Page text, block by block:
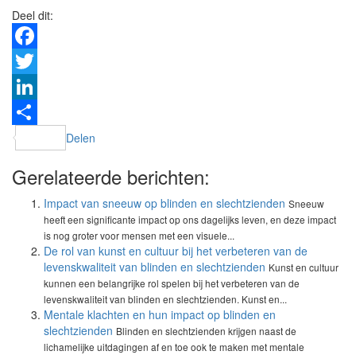
Deel dit:
Facebook
Twitter
LinkedIn
Delen
Gerelateerde berichten:
Impact van sneeuw op blinden en slechtzienden Sneeuw
heeft een significante impact op ons dagelijks leven, en deze impact
is nog groter voor mensen met een visuele...
De rol van kunst en cultuur bij het verbeteren van de
levenskwaliteit van blinden en slechtzienden Kunst en cultuur
kunnen een belangrijke rol spelen bij het verbeteren van de
levenskwaliteit van blinden en slechtzienden. Kunst en...
Mentale klachten en hun impact op blinden en
slechtzienden Blinden en slechtzienden krijgen naast de
lichamelijke uitdagingen af en toe ook te maken met mentale